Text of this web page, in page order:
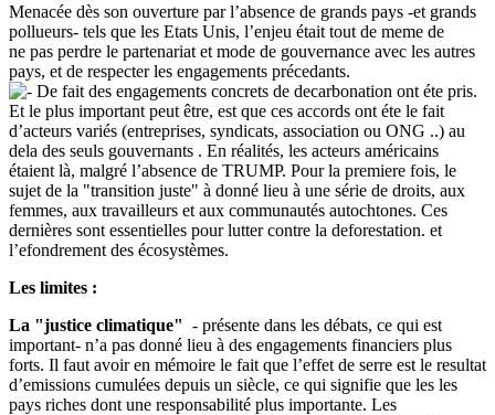
Menacée dès son ouverture par l’absence de grands pays -et grands
pollueurs- tels que les Etats Unis, l’enjeu était tout de meme de
ne pas perdre le partenariat et mode de gouvernance avec les autres
pays, et de respecter les engagements précedants.
De fait des engagements concrets de decarbonation ont éte pris.
Et le plus important peut être, est que ces accords ont éte le fait
d’acteurs variés (entreprises, syndicats, association ou ONG ..) au
dela des seuls gouvernants . En réalités, les acteurs américains
étaient là, malgré l’absence de TRUMP. Pour la premiere fois, le
sujet de la "transition juste" à donné lieu à une série de droits, aux
femmes, aux travailleurs et aux communautés autochtones. Ces
dernières sont essentielles pour lutter contre la deforestation. et
l’efondrement des écosystèmes.
Les limites :
La "justice climatique" - présente dans les débats, ce qui est
important- n’a pas donné lieu à des engagements financiers plus
forts. Il faut avoir en mémoire le fait que l’effet de serre est le resultat
d’emissions cumulées depuis un siècle, ce qui signifie que les les
pays riches dont une responsabilité plus importante. Les